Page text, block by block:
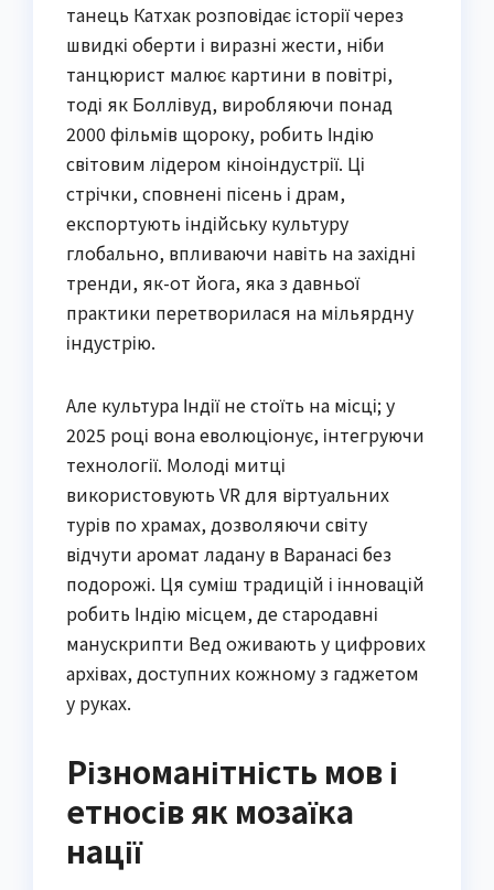
танець Катхак розповідає історії через
швидкі оберти і виразні жести, ніби
танцюрист малює картини в повітрі,
тоді як Боллівуд, виробляючи понад
2000 фільмів щороку, робить Індію
світовим лідером кіноіндустрії. Ці
стрічки, сповнені пісень і драм,
експортують індійську культуру
глобально, впливаючи навіть на західні
тренди, як-от йога, яка з давньої
практики перетворилася на мільярдну
індустрію.
Але культура Індії не стоїть на місці; у
2025 році вона еволюціонує, інтегруючи
технології. Молоді митці
використовують VR для віртуальних
турів по храмах, дозволяючи світу
відчути аромат ладану в Варанасі без
подорожі. Ця суміш традицій і інновацій
робить Індію місцем, де стародавні
манускрипти Вед оживають у цифрових
архівах, доступних кожному з гаджетом
у руках.
Різноманітність мов і
етносів як мозаїка
нації